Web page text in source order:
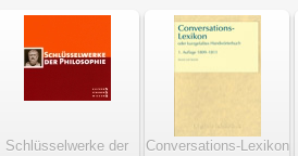
Schlüsselwerke der
Conversations-Lexikon